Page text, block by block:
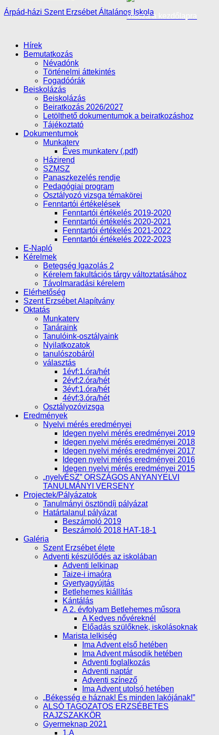
Vissza a kezdőlapra
Árpád-házi Szent Erzsébet Általános Iskola
Hírek
Bemutatkozás
Névadónk
Történelmi áttekintés
Fogadóórák
Beiskolázás
Beiskolázás
Beiratkozás 2026/2027
Letölthető dokumentumok a beiratkozáshoz
Tájékoztató
Dokumentumok
Munkaterv
Éves munkaterv (.pdf)
Házirend
SZMSZ
Panaszkezelés rendje
Pedagógiai program
Osztályozó vizsga témakörei
Fenntartói értékelések
Fenntartói értékelés 2019-2020
Fenntartói értékelés 2020-2021
Fenntartói értékelés 2021-2022
Fenntartói értékelés 2022-2023
E-Napló
Kérelmek
Betegség Igazolás 2
Kérelem fakultációs tárgy változtatásához
Távolmaradási kérelem
Elérhetőség
Szent Erzsébet Alapítvány
Oktatás
Munkaterv
Tanáraink
Tanulóink-osztályaink
Nyilatkozatok
tanulószobáról
választás
1évf:1.óra/hét
2évf:2.óra/hét
3évf:1.óra/hét
4évf:3.óra/hét
Osztályozóvizsga
Eredmények
Nyelvi mérés eredményei
Idegen nyelvi mérés eredményei 2019
Idegen nyelvi mérés eredményei 2018
Idegen nyelvi mérés eredményei 2017
Idegen nyelvi mérés eredményei 2016
Idegen nyelvi mérés eredményei 2015
„nyelvÉSZ” ORSZÁGOS ANYANYELVI
TANULMÁNYI VERSENY
Projectek/Pályázatok
Tanulmányi ösztöndíj pályázat
Határtalanul pályázat
Beszámoló 2019
Beszámoló 2018 HAT-18-1
Galéria
Szent Erzsébet élete
Adventi készülődés az iskolában
Adventi lelkinap
Taize-i imaóra
Gyertyagyújtás
Betlehemes kiállítás
Kántálás
A 2. évfolyam Betlehemes műsora
A Kedves nővéreknél
Előadás szülőknek, iskolásoknak
Marista lelkiség
Ima Advent első hetében
Ima Advent második hetében
Adventi foglalkozás
Adventi naptár
Adventi színező
Ima Advent utolsó hetében
„Békesség e háznak! És minden lakójának!”
ALSÓ TAGOZATOS ERZSÉBETES
RAJZSZAKKÖR
Gyermeknap 2021
1.A